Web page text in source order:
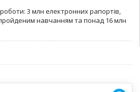
3 млн електронних рапортів,
пройденим навчанням та понад 16 млн